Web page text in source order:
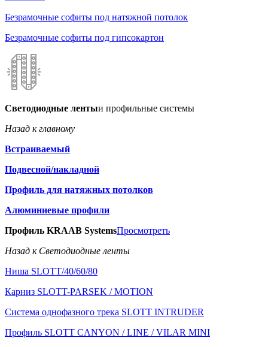
Безрамочные софиты под натяжной потолок
Безрамочные софиты под гипсокартон
Светодиодные лентыи профильные системы
Назад к главному
Встраиваемый
Подвесной/накладной
Профиль для натяжных потолков
Алюминиевые профили
Профиль KRAAB SystemsПросмотреть
Назад к Светодиодные ленты
Ниша SLOTT/40/60/80
Карниз SLOTT-PARSEK / MOTION
Система однофазного трека SLOTT INTRUDER
Профиль SLOTT CANYON / LINE / VILAR MINI